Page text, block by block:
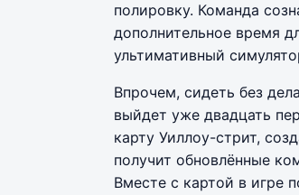
полировку. Команда
дополнительное время
ультимативный
Впрочем, сидеть без
выйдет уже двадцать
карту Уиллоу-стрит,
получит обновлённые
Вместе с картой в игре